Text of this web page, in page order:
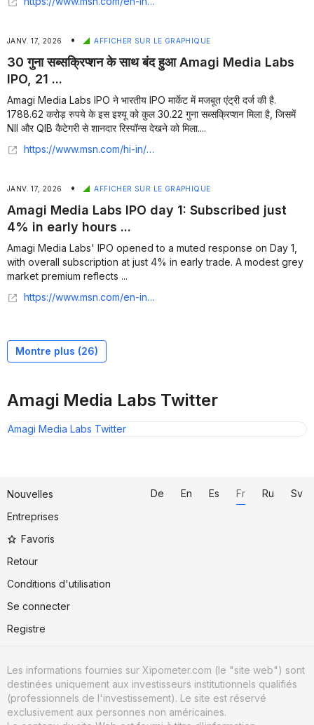
JANV. 17, 2026 • AFFICHER SUR LE GRAPHIQUE
30 गुना सब्सक्रिप्शन के साथ बंद हुआ Amagi Media Labs
IPO, 21 ...
Amagi Media Labs IPO ने भारतीय IPO मार्केट में मजबूत एंट्री दर्ज की है.
1788.62 करोड़ रुपये के इस इश्यू को कुल 30.22 गुना सब्सक्रिप्शन मिला है, जिसमें
NII और QIB कैटेगरी से शानदार रिस्पॉन्स देखने को मिला....
https://www.msn.com/hi-in/news/other/30-%E0%A4%97%E0%A5%81%E0%A4%A8-%E0%A4%B8%E0%A4%AC%E0%A5%8D%E0%A4%B8%E0%A4%95%E0%A5%8D%E0%A4%B0-%E0%A4%AA%E0%A5%8D%E0%A4%B6%E0%A4%A8-%E0%A4%95%E0%A5%87-%E0%A4%B8-%E0%A4%A5-%E0%A4%AC%E0%A4%82%E0%A4%A6-%E0%A4%B9%E0%A5%81%E0%A4%86-amagi-media-labs-ipo-21-%E0%A4%9C%E0%A4%A8%E0%A4%B5%E0%A4%B0-%E0%A4%95-%E0%A4%B9-%E0%A4%97-%E0%A4%B2-%E0%A4%B8%E0%A5%8D%E0%A4%9F-%E0%A4%82%E0%A4%97-%E0%A4%9C-%E0%A4%A8%E0%A5%87%E0%A4%82-%E0%A4%95%E0%A5%88%E0%A4%B8-%E0%A4%B9%E0%A5%88-gmp-%E0%A4%95-%E0%A4%B9-%E0%A4%B2/ar-AA1UnAQA?ocid=finance-verthp-feeds
JANV. 17, 2026 • AFFICHER SUR LE GRAPHIQUE
Amagi Media Labs IPO day 1: Subscribed just
4% in early hours ...
Amagi Media Labs' IPO opened to a muted response on Day 1,
with overall subscription at just 4% in early trade. A modest grey
market premium reflects ...
https://www.msn.com/en-in/money/markets/amagi-media-labs-ipo-day-1-subscribed-just-4-in-early-hours-check-gmp-and-other-key-details/ar-AA1U6awd
Montre plus (26)
Amagi Media Labs Twitter
Amagi Media Labs Twitter
Nouvelles
Entreprises
Favoris
Retour
Conditions d'utilisation
Se connecter
Registre
De En Es Fr Ru Sv
Les informations fournies sur Xipometer.com (le "site web") sont
destinées uniquement aux investisseurs institutionnels qualifiés
(professionnels de l'investissement). Le site est réservé
exclusivement aux personnes non américaines.